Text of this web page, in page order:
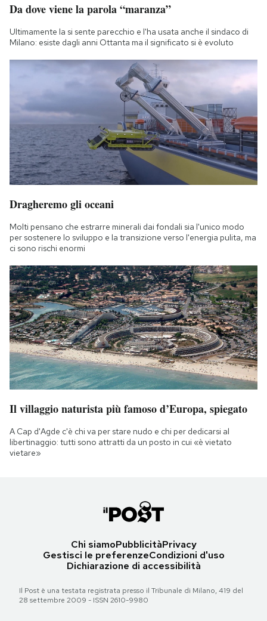
Da dove viene la parola “maranza”
Ultimamente la si sente parecchio e l'ha usata anche il sindaco di
Milano: esiste dagli anni Ottanta ma il significato si è evoluto
Dragheremo gli oceani
Molti pensano che estrarre minerali dai fondali sia l'unico modo
per sostenere lo sviluppo e la transizione verso l'energia pulita, ma
ci sono rischi enormi
Il villaggio naturista più famoso d’Europa, spiegato
A Cap d'Agde c'è chi va per stare nudo e chi per dedicarsi al
libertinaggio: tutti sono attratti da un posto in cui «è vietato
vietare»
Chi siamoPubblicitàPrivacy
Gestisci le preferenzeCondizioni d'uso
Dichiarazione di accessibilità
Il Post è una testata registrata presso il Tribunale di Milano, 419 del
28 settembre 2009 - ISSN 2610-9980